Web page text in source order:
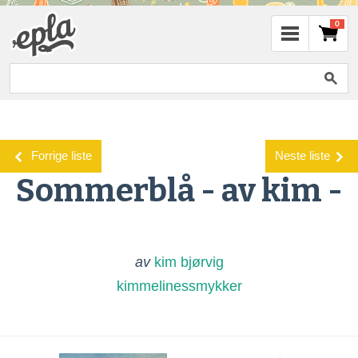
0
Forrige liste Neste liste
Sommerblå - av kim -
av kim bjørvig
kimmelinessmykker